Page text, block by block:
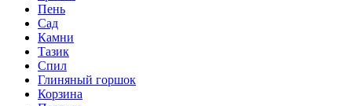
Пень
Сад
Камни
Тазик
Спил
Глиняный горшок
Корзина